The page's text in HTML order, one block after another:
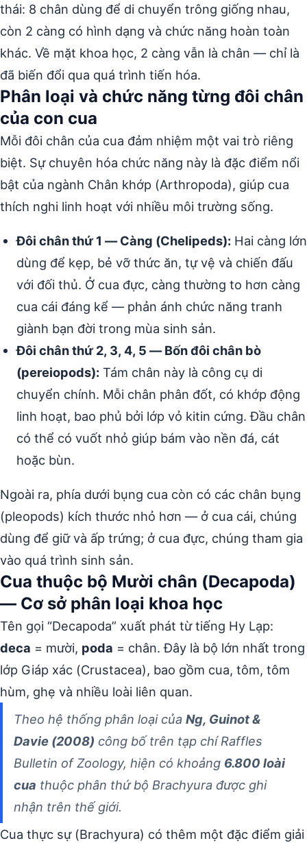
thái: 8 chân dùng để di chuyển trông giống nhau,
còn 2 càng có hình dạng và chức năng hoàn toàn
khác. Về mặt khoa học, 2 càng vẫn là chân — chỉ là
đã biến đổi qua quá trình tiến hóa.
Phân loại và chức năng từng đôi chân
của con cua
Mỗi đôi chân của cua đảm nhiệm một vai trò riêng
biệt. Sự chuyên hóa chức năng này là đặc điểm nổi
bật của ngành Chân khớp (Arthropoda), giúp cua
thích nghi linh hoạt với nhiều môi trường sống.
Đôi chân thứ 1 — Càng (Chelipeds): Hai càng lớn
dùng để kẹp, bẻ vỡ thức ăn, tự vệ và chiến đấu
với đối thủ. Ở cua đực, càng thường to hơn càng
cua cái đáng kể — phản ánh chức năng tranh
giành bạn đời trong mùa sinh sản.
Đôi chân thứ 2, 3, 4, 5 — Bốn đôi chân bò
(pereiopods): Tám chân này là công cụ di
chuyển chính. Mỗi chân phân đốt, có khớp động
linh hoạt, bao phủ bởi lớp vỏ kitin cứng. Đầu chân
có thể có vuốt nhỏ giúp bám vào nền đá, cát
hoặc bùn.
Ngoài ra, phía dưới bụng cua còn có các chân bụng
(pleopods) kích thước nhỏ hơn — ở cua cái, chúng
dùng để giữ và ấp trứng; ở cua đực, chúng tham gia
vào quá trình sinh sản.
Cua thuộc bộ Mười chân (Decapoda)
— Cơ sở phân loại khoa học
Tên gọi “Decapoda” xuất phát từ tiếng Hy Lạp:
deca = mười, poda = chân. Đây là bộ lớn nhất trong
lớp Giáp xác (Crustacea), bao gồm cua, tôm, tôm
hùm, ghẹ và nhiều loài liên quan.
Theo hệ thống phân loại của Ng, Guinot &
Davie (2008) công bố trên tạp chí Raffles
Bulletin of Zoology, hiện có khoảng 6.800 loài
cua thuộc phân thứ bộ Brachyura được ghi
nhận trên thế giới.
Cua thực sự (Brachyura) có thêm một đặc điểm giải